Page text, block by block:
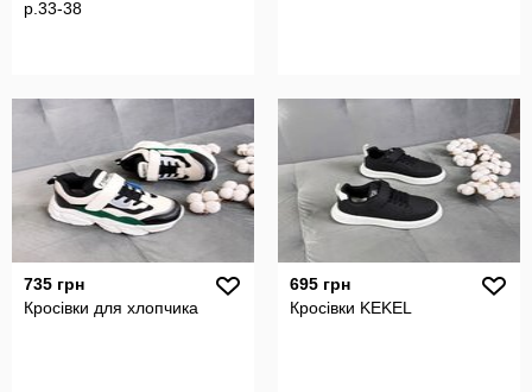
р.33-38
735 грн
Кросівки для хлопчика
695 грн
Кросівки KEKEL